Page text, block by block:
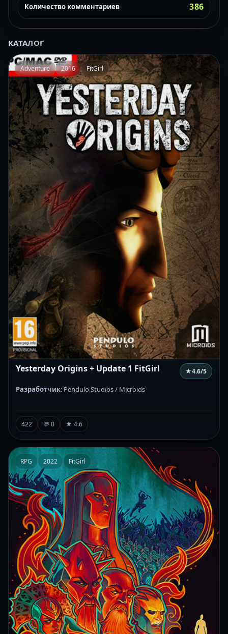
Количество комментариев 386
КАТАЛОГ
Adventure 2016 FitGirl
Yesterday Origins + Update 1 FitGirl ★4.6/5
Разработчик: Pendulo Studios / Microids
422 💬 0 ★ 4.6
RPG 2022 FitGirl